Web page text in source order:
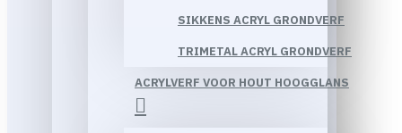
SIKKENS ACRYL GRONDVERF
TRIMETAL ACRYL GRONDVERF
ACRYLVERF VOOR HOUT HOOGGLANS